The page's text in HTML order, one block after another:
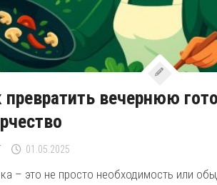
превратить вечернюю
01.05.2025
– это не просто необходимость или